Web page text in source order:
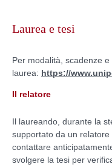
contentLaurea e tesi
Per modalità, scadenze
laurea: https://
Il relatore
Il laureando, durante la
supportato da un
contattare
svolgere la tesi per